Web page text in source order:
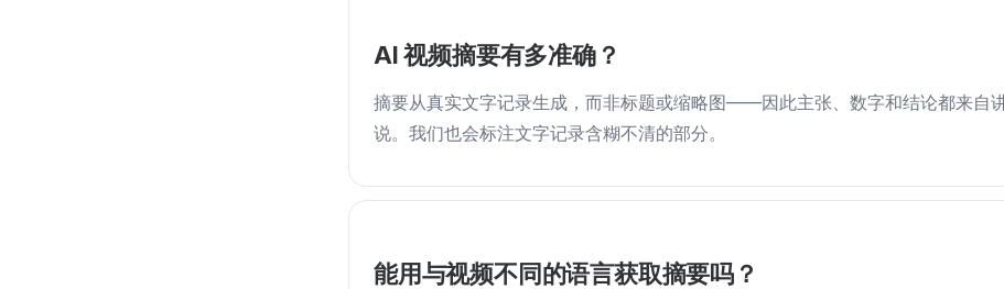
AI 视频摘要有多准确？
摘要从真实文字记录生成，而非标题或缩略图——因此主张、数字和结论都来自
说。我们也会标注文字记录含糊不清的部分。
能用与视频不同的语言获取摘要吗？